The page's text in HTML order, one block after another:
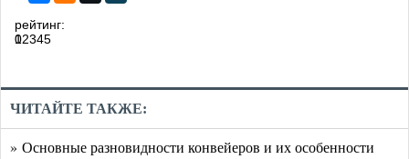
рейтинг:
0
12345
ЧИТАЙТЕ ТАКЖЕ:
» Основные разновидности конвейеров и их особенности